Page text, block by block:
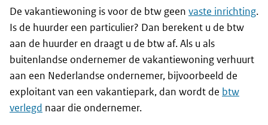
De vakantiewoning is voor de btw geen vaste inrichting.
Is de huurder een particulier? Dan berekent u de btw
aan de huurder en draagt u de btw af. Als u als
buitenlandse ondernemer de vakantiewoning verhuurt
aan een Nederlandse ondernemer, bijvoorbeeld de
exploitant van een vakantiepark, dan wordt de btw
verlegd naar die ondernemer.